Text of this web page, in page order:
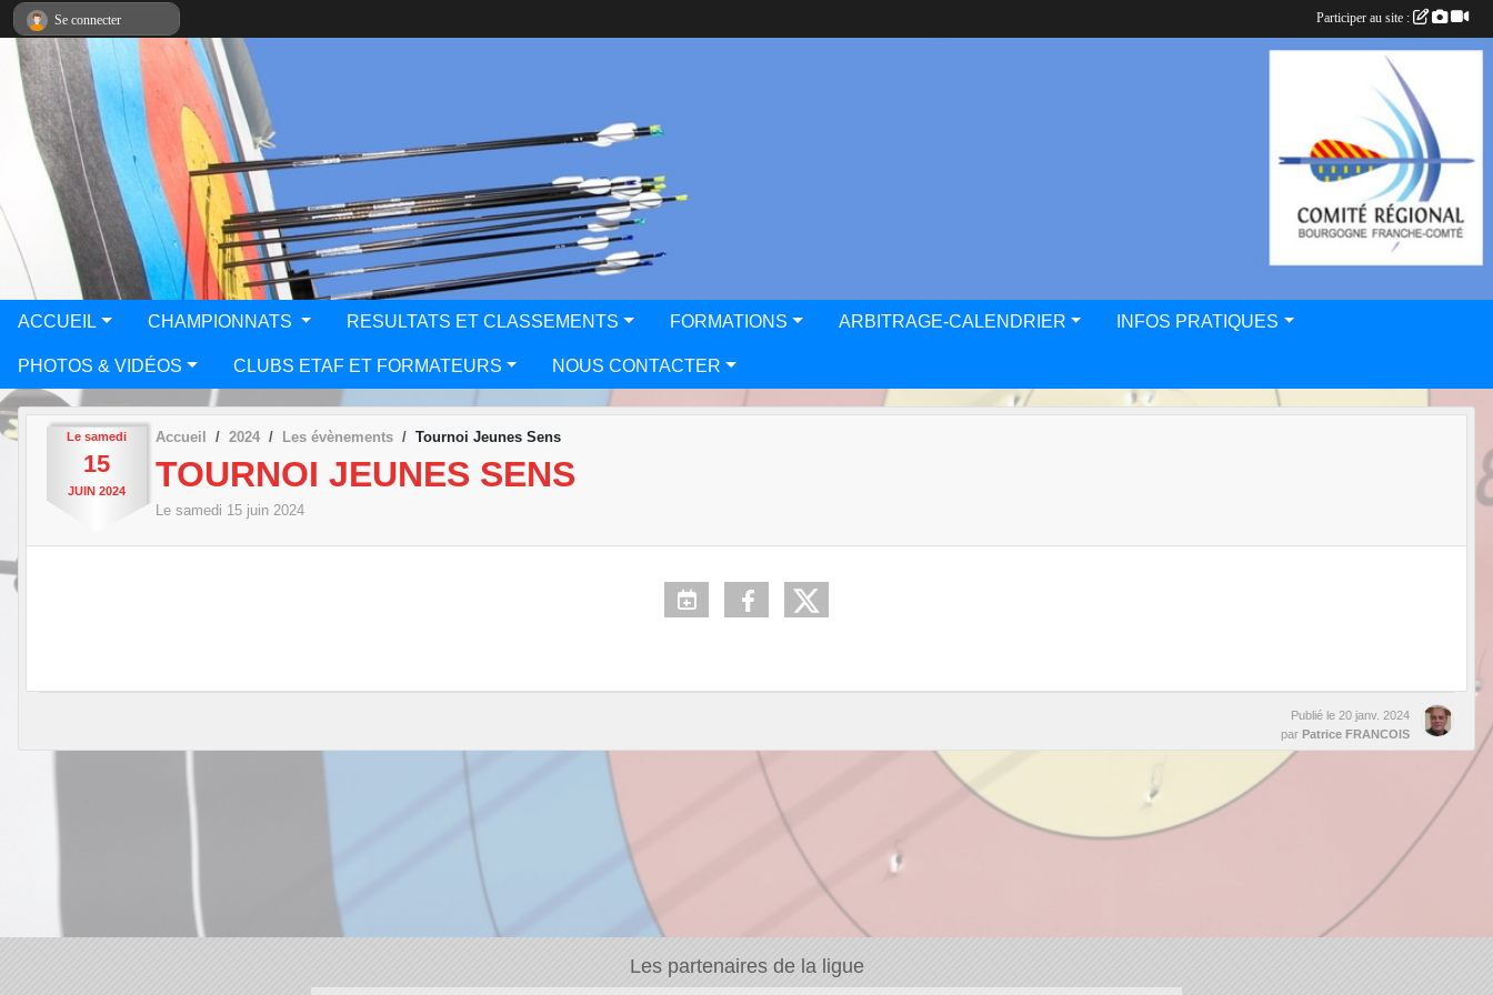
ACCUEIL CHAMPIONNATS RESULTATS ET CLASSEMENTS FORMATIONS ARBITRAGE-CALENDRIER INFOS PRATIQUES
PHOTOS & VIDÉOS CLUBS ETAF ET FORMATEURS NOUS CONTACTER
Le samedi
15
JUIN 2024
Accueil 2024 Les évènements Tournoi Jeunes Sens
TOURNOI JEUNES SENS
Le samedi 15 juin 2024
Publié le 20 janv. 2024
par Patrice FRANCOIS
Les partenaires de la ligue
Se connecter Participer au site :
Panneau de gestion des cookies